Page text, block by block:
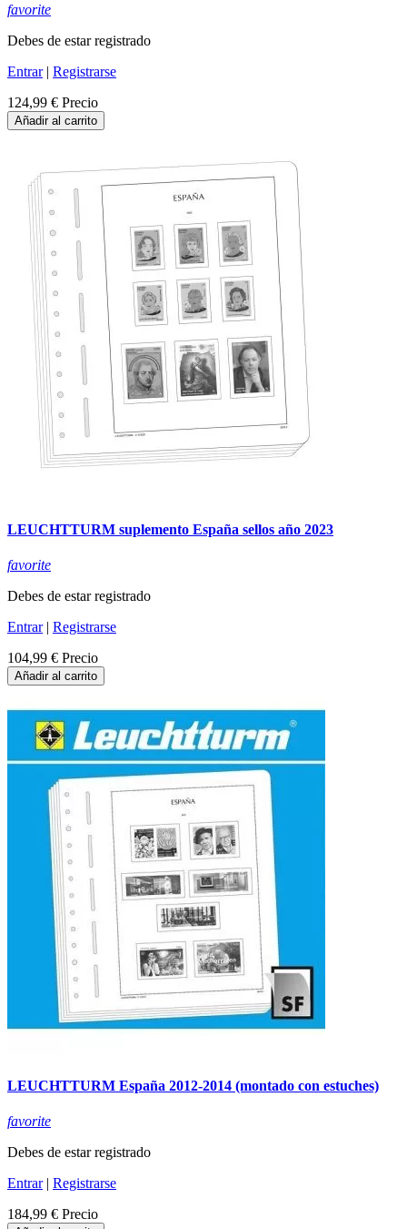
favorite
Debes de estar registrado
Entrar| Registrarse
124,99 € Precio
Añadir al carrito
LEUCHTTURM suplemento España sellos año 2023
favorite
Debes de estar registrado
Entrar| Registrarse
104,99 € Precio
Añadir al carrito
LEUCHTTURM España 2012-2014 (montado con estuches)
favorite
Debes de estar registrado
Entrar| Registrarse
184,99 € Precio